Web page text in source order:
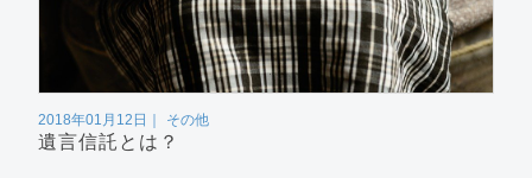
2018年01月12日 その他
遺言信託とは？